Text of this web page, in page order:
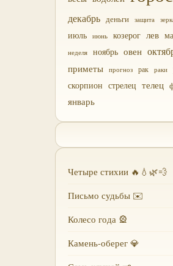
декабрь деньги защита
июль июнь козерог лев
неделя ноябрь овен
приметы прогноз рак раки
скорпион стрелец телец
январь
Четыре стихии 🔥💧🌿💨
Письмо судьбы ✉️
Колесо года 🎡
Камень-оберег 💎